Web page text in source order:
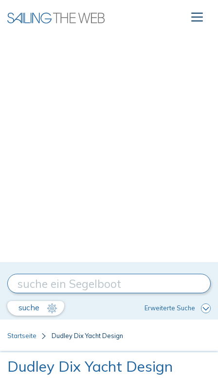
suche Erweiterte Suche
Startseite Dudley Dix Yacht Design
Dudley Dix Yacht Design